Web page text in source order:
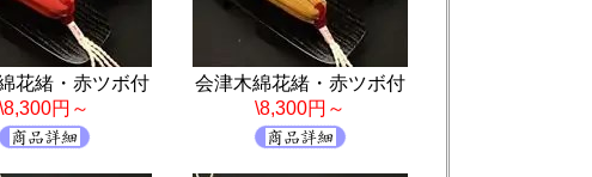
花緒・赤ツボ付
\8,300円～
会津木綿花緒・赤ツボ付
\8,300円～